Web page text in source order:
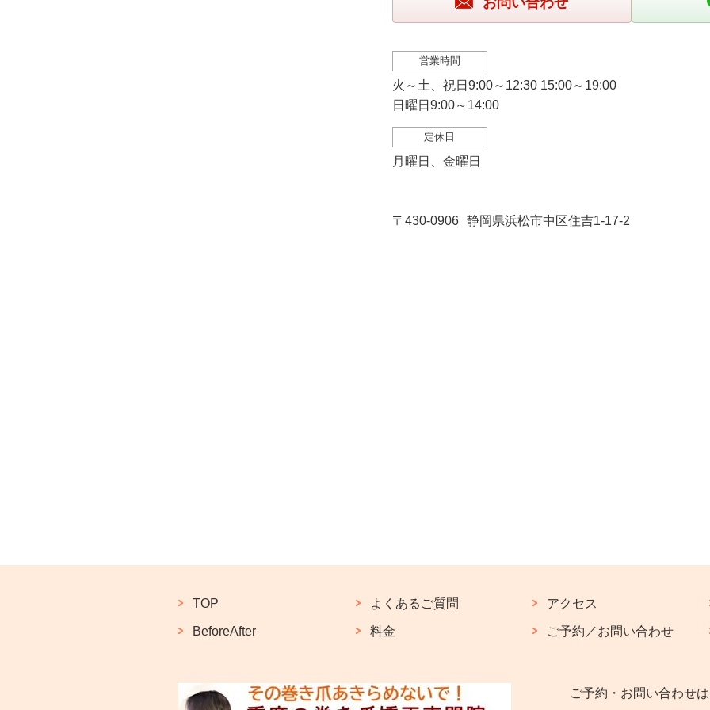
営業時間
火～土、祝日9:00～12:30 15:00～19:00
日曜日9:00～14:00
定休日
月曜日、金曜日
〒430-0906 静岡県浜松市中区住吉1-17-2
TOP よくあるご質問 アクセス
BeforeAfter 料金 ご予約／お問い合わせ
ご予約・お問い合わせ